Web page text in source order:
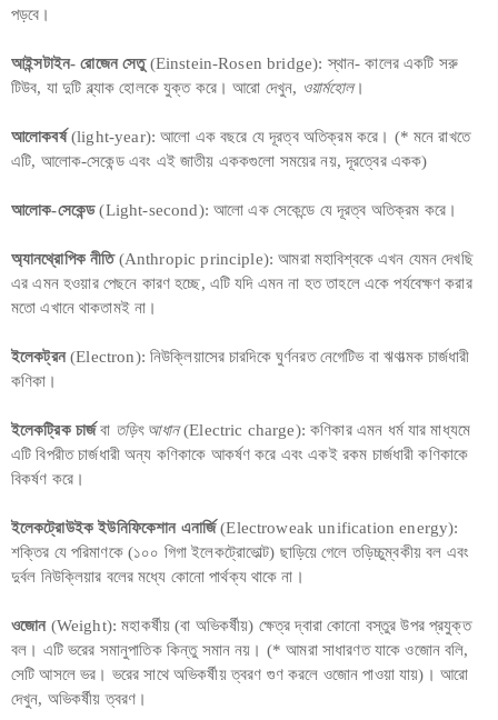
পড়বে।
আইন্সটাইন- রোজেন সেতু(Einstein-Rosen bridge): স্থান- কালের একটি সরু
টিউব, যা দুটি ব্ল্যাক হোলকে যুক্ত করে। আরো দেখুন, ওয়ার্মহোল।
আলোকবর্ষ(light-year): আলো এক বছরে যে দূরত্ব অতিক্রম করে। (* মনে রাখতে
এটি, আলোক-সেকেন্ড এবং এই জাতীয় এককগুলো সময়ের নয়, দূরত্বের একক)
আলোক-সেকেন্ড(Light-second): আলো এক সেকেন্ডে যে দূরত্ব অতিক্রম করে।
অ্যানথ্রোপিক নীতি(Anthropic principle): আমরা মহাবিশ্বকে এখন যেমন দেখছি
এর এমন হওয়ার পেছনে কারণ হচ্ছে, এটি যদি এমন না হত তাহলে একে পর্যবেক্ষণ করার
মতো এখানে থাকতামই না।
ইলেকট্রন(Electron): নিউক্লিয়াসের চারদিকে ঘুর্ণনরত নেগেটিভ বা ঋণাত্মক চার্জধারী
কণিকা।
ইলেকট্রিক চার্জবা তড়িৎ আধান(Electric charge): কণিকার এমন ধর্ম যার মাধ্যমে
এটি বিপরীত চার্জধারী অন্য কণিকাকে আকর্ষণ করে এবং একই রকম চার্জধারী কণিকাকে
বিকর্ষণ করে।
ইলেকট্রোউইক ইউনিফিকেশান এনার্জি(Electroweak unification energy):
শক্তির যে পরিমাণকে (১০০ গিগা ইলেকট্রোভোল্ট) ছাড়িয়ে গেলে তড়িচ্চুম্বকীয় বল এবং
দুর্বল নিউক্লিয়ার বলের মধ্যে কোনো পার্থক্য থাকে না।
ওজোন(Weight): মহাকর্ষীয় (বা অভিকর্ষীয়) ক্ষেত্র দ্বারা কোনো বস্তুর উপর প্রযুক্ত
বল। এটি ভরের সমানুপাতিক কিন্তু সমান নয়। (* আমরা সাধারণত যাকে ওজোন বলি,
সেটি আসলে ভর। ভরের সাথে অভিকর্ষীয় ত্বরণ গুণ করলে ওজোন পাওয়া যায়)। আরো
দেখুন, অভিকর্ষীয় ত্বরণ।